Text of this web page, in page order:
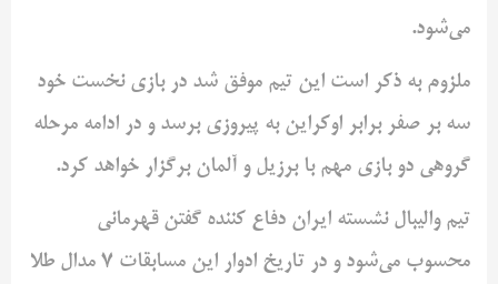
می‌شود.
ملزوم به ذکر است این تیم موفق شد در بازی نخست خود
سه بر صفر برابر اوکراین به پیروزی برسد و در ادامه مرحله
گروهی دو بازی مهم با برزیل و آلمان برگزار خواهد کرد.
تیم والیبال نشسته ایران دفاع کننده گفتن قهرمانی
محسوب می‌شود و در تاریخ ادوار این مسابقات ۷ مدال طلا